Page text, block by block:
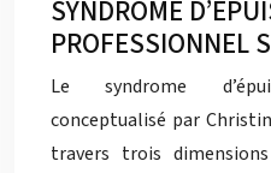
SYNDROME
PROFESSIONNEL
Le syndrome
conceptualisé par
travers trois